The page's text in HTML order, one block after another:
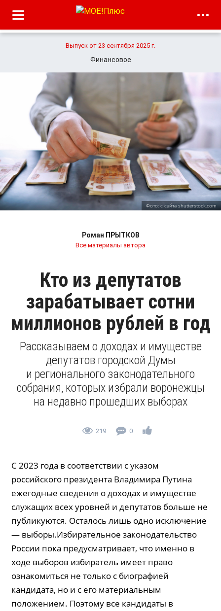
Выпуск от 23 сентября 2025 г.
Финансовое
Фото: с сайта shutterstock.com
Роман ПРЫТКОВ
Все материалы автора
Кто из депутатов
зарабатывает сотни
миллионов рублей в год
Рассказываем о доходах и имуществе
депутатов городской Думы
и регионального законодательного
собрания, которых избрали воронежцы
на недавно прошедших выборах
219 0
С 2023 года в соответствии с указом
российского президента Владимира Путина
ежегодные сведения о доходах и имуществе
служащих всех уровней и депутатов больше не
публикуются. Осталось лишь одно исключение
— выборы.Избирательное законодательство
России пока предусматривает, что именно в
ходе выборов избиратель имеет право
ознакомиться не только с биографией
кандидата, но и с его материальным
положением. Поэтому все кандидаты в